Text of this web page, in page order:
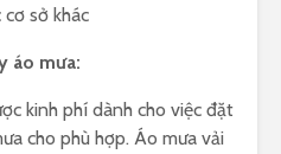
sở khác
áo mưa:
kinh phí dành cho việc đặt
cho phù hợp. Áo mưa vải